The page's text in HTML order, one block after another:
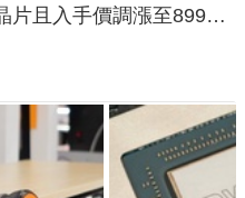
片且入手價調漲至899美